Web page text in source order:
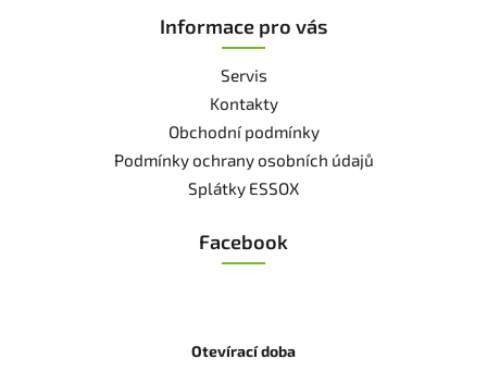
Informace pro vás
Servis
Kontakty
Obchodní podmínky
Podmínky ochrany osobních údajů
Splátky ESSOX
Facebook
Otevírací doba